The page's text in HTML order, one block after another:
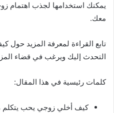
يمكنك استخدامها لجذب اهتمام
معك.
تابع القراءة لمعرفة المزيد حول
التحدث إليك ويرغب في قضاء
كلمات رئيسية في هذا المقال:
كيف أخلي زوجي يحب